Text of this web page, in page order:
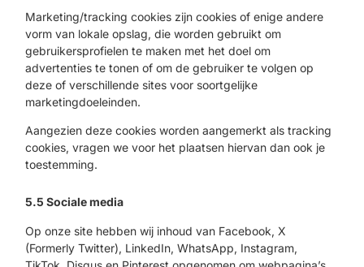
Marketing/tracking cookies zijn cookies of enige andere
vorm van lokale opslag, die worden gebruikt om
gebruikersprofielen te maken met het doel om
advertenties te tonen of om de gebruiker te volgen op
deze of verschillende sites voor soortgelijke
marketingdoeleinden.
Aangezien deze cookies worden aangemerkt als tracking
cookies, vragen we voor het plaatsen hiervan dan ook je
toestemming.
5.5 Sociale media
Op onze site hebben wij inhoud van Facebook, X
(Formerly Twitter), LinkedIn, WhatsApp, Instagram,